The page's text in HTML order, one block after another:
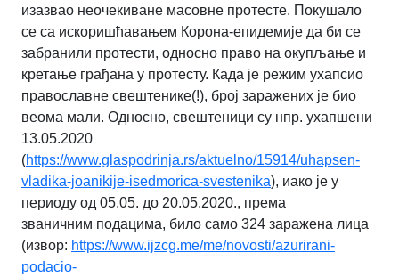
изазвао неочекиване масовне протесте. Покушало
се са искоришћавањем Корона-епидемије да би се
забранили протести, односно право на окупљање и
кретање грађана у протесту. Када је режим ухапсио
православне свештенике(!), број заражених је био
веома мали. Односно, свештеници су нпр. ухапшени
13.05.2020
(https://www.glaspodrinja.rs/aktuelno/15914/uhapsen-
vladika-joanikije-isedmorica-svestenika), иако је у
периоду од 05.05. до 20.05.2020., према
званичним подацима, било само 324 заражена лица
(извор: https://www.ijzcg.me/me/novosti/azurirani-
podacio-